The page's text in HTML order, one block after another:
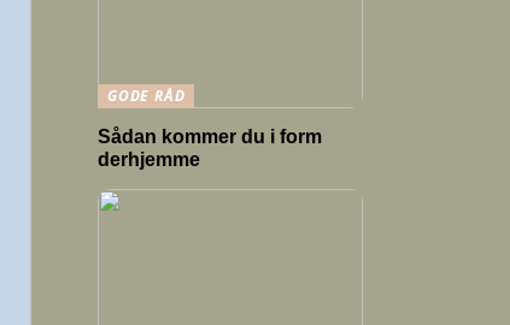
GODE RÅD
Sådan kommer du i form
derhjemme